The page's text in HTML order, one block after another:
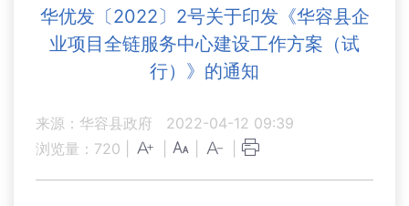
华优发〔2022〕2号关于印发《华容县企
业项目全链服务中心建设工作方案（试
行）》的通知
来源：华容县政府
2022-04-12 09:39
浏览量： 720